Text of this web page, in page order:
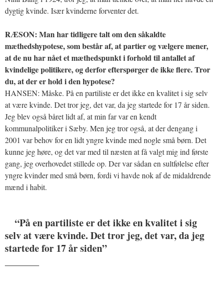
dygtig kvinde. Især kvinderne forventer det.
RÆSON: Man har tidligere talt om den såkaldte
mæthedshypotese, som består af, at partier og vælgere mener,
at de nu har nået et mæthedspunkt i forhold til antallet af
kvindelige politikere, og derfor efterspørger de ikke flere. Tror
du, at der er hold i den hypotese?
HANSEN: Måske. På en partiliste er det ikke en kvalitet i sig selv
at være kvinde. Det tror jeg, det var, da jeg startede for 17 år siden.
Jeg blev også båret lidt af, at min far var en kendt
kommunalpolitiker i Sæby. Men jeg tror også, at der dengang i
2001 var behov for en lidt yngre kvinde med nogle små børn. Det
kunne jeg høre, og det var med til næsten at få valgt mig ind første
gang, jeg overhovedet stillede op. Der var sådan en sultfølelse efter
yngre kvinder med små børn, fordi vi havde nok af de midaldrende
mænd i habit.
“På en partiliste er det ikke en kvalitet i sig
selv at være kvinde. Det tror jeg, det var, da jeg
startede for 17 år siden”